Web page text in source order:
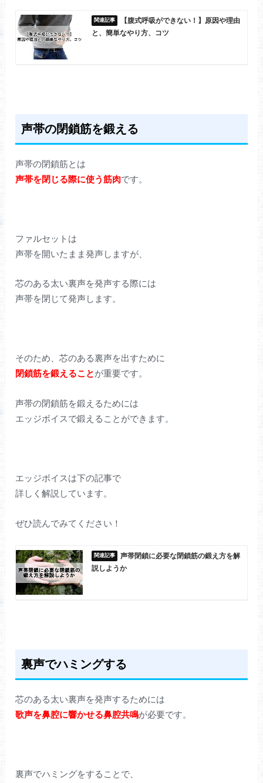
【腹式呼吸ができない！】原因や理由
と、簡単なやり方、コツ
声帯の閉鎖筋を鍛える
声帯の閉鎖筋とは
声帯を閉じる際に使う筋肉です。
ファルセットは
声帯を開いたまま発声しますが、
芯のある太い裏声を発声する際には
声帯を閉じて発声します。
そのため、芯のある裏声を出すために
閉鎖筋を鍛えることが重要です。
声帯の閉鎖筋を鍛えるためには
エッジボイスで鍛えることができます。
エッジボイスは下の記事で
詳しく解説しています。
ぜひ読んでみてください！
声帯閉鎖に必要な閉鎖筋の鍛え方を解
説しようか
裏声でハミングする
芯のある太い裏声を発声するためには
歌声を鼻腔に響かせる鼻腔共鳴が必要です。
裏声でハミングをすることで、